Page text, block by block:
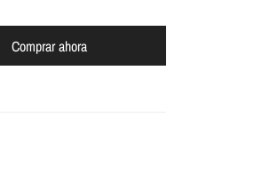
Comprar ahora